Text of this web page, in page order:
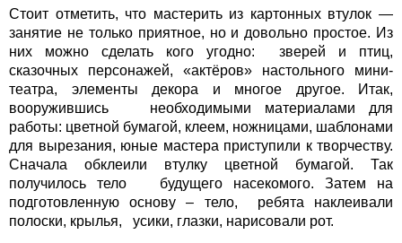
Стоит отметить, что мастерить из картонных втулок —
занятие не только приятное, но и довольно простое. Из
них можно сделать кого угодно: зверей и птиц,
сказочных персонажей, «актёров» настольного мини-
театра, элементы декора и многое другое. Итак,
вооружившись необходимыми материалами для
работы: цветной бумагой, клеем, ножницами, шаблонами
для вырезания, юные мастера приступили к творчеству.
Сначала обклеили втулку цветной бумагой. Так
получилось тело будущего насекомого. Затем на
подготовленную основу – тело, ребята наклеивали
полоски, крылья, усики, глазки, нарисовали рот.